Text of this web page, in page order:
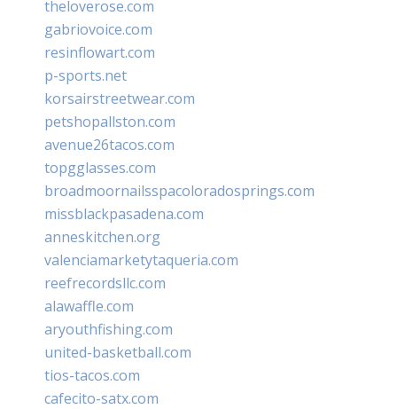
theloverose.com
gabriovoice.com
resinflowart.com
p-sports.net
korsairstreetwear.com
petshopallston.com
avenue26tacos.com
topgglasses.com
broadmoornailsspacoloradosprings.com
missblackpasadena.com
anneskitchen.org
valenciamarketytaqueria.com
reefrecordsllc.com
alawaffle.com
aryouthfishing.com
united-basketball.com
tios-tacos.com
cafecito-satx.com